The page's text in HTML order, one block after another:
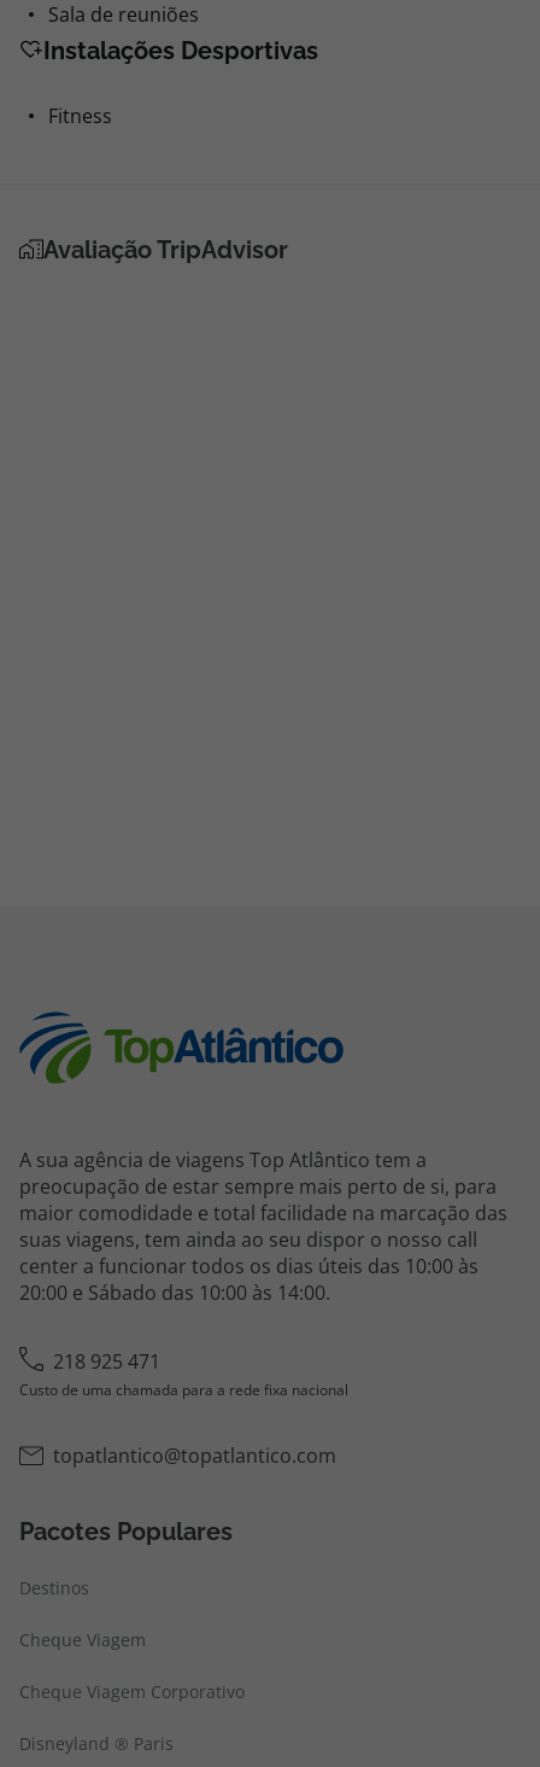
Sala de reuniões
Instalações Desportivas
Fitness
Avaliação TripAdvisor
A sua agência de viagens Top Atlântico tem a
preocupação de estar sempre mais perto de si, para
maior comodidade e total facilidade na marcação das
suas viagens, tem ainda ao seu dispor o nosso call
center a funcionar todos os dias úteis das 10:00 às
20:00 e Sábado das 10:00 às 14:00.
218 925 471
Custo de uma chamada para a rede fixa nacional
topatlantico@topatlantico.com
Pacotes Populares
Destinos
Cheque Viagem
Cheque Viagem Corporativo
Disneyland ® Paris